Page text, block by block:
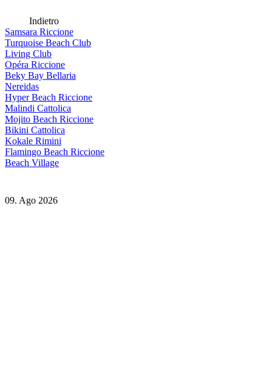
Indietro
Samsara Riccione
Turquoise Beach Club
Living Club
Opéra Riccione
Beky Bay Bellaria
Nereidas
Hyper Beach Riccione
Malindi Cattolica
Mojito Beach Riccione
Bikini Cattolica
Kokale Rimini
Flamingo Beach Riccione
Beach Village
09. Ago 2026